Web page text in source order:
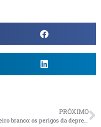
PRÓXIMO
Janeiro branco: os perigos da depressão na terceira idade